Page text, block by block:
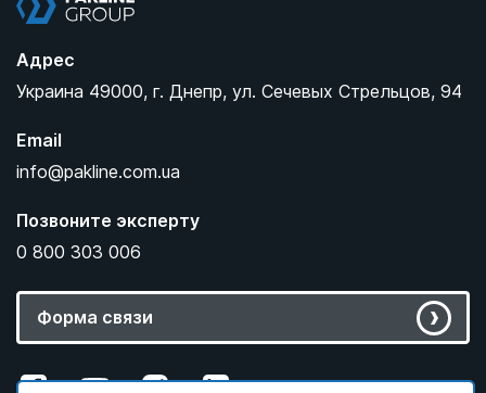
Адрес
Украина 49000, г. Днепр, ул. Сечевых Стрельцов, 94
Email
info@pakline.com.ua
Позвоните эксперту
0 800 303 006
Форма связи
М